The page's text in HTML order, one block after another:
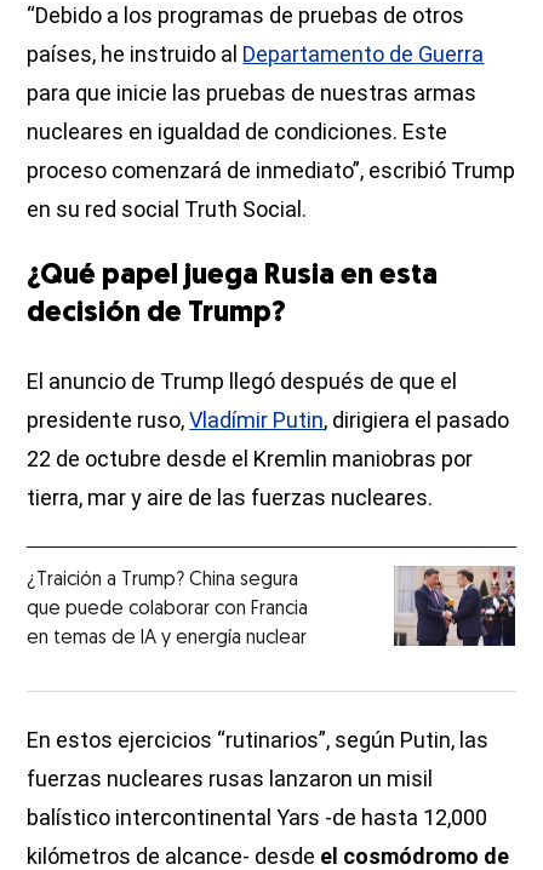
“Debido a los programas de pruebas de otros
países, he instruido al Departamento de Guerra
para que inicie las pruebas de nuestras armas
nucleares en igualdad de condiciones. Este
proceso comenzará de inmediato”, escribió Trump
en su red social Truth Social.
¿Qué papel juega Rusia en esta
decisión de Trump?
El anuncio de Trump llegó después de que el
presidente ruso,Vladímir Putin, dirigiera el pasado
22 de octubre desde el Kremlin maniobras por
tierra, mar y aire de las fuerzas nucleares.
¿Traición a Trump? China segura
que puede colaborar con Francia
en temas de IA y energía nuclear
En estos ejercicios “rutinarios”, según Putin, las
fuerzas nucleares rusas lanzaron un misil
balístico intercontinental Yars -de hasta 12,000
kilómetros de alcance- desde el cosmódromo de